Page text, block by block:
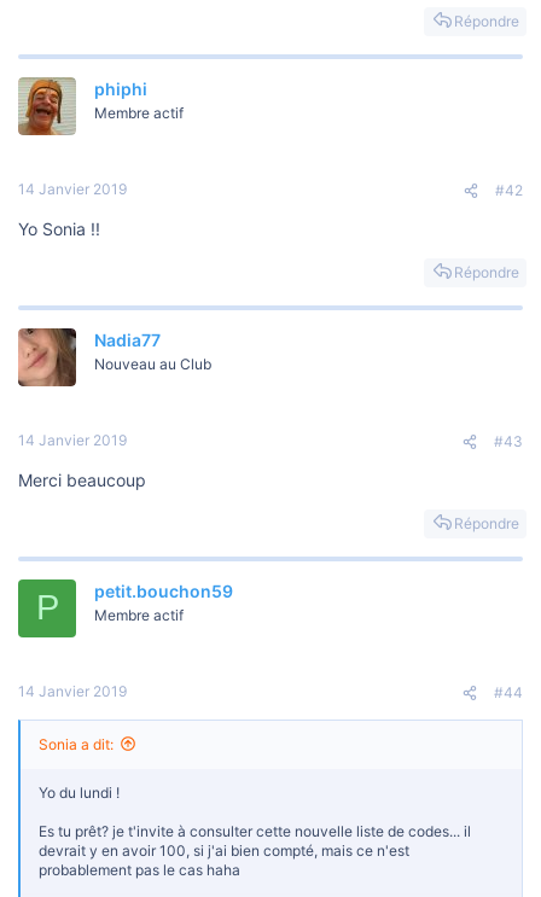
Répondre
phiphi
Membre actif
14 Janvier 2019 #42
Yo Sonia !!
Répondre
Nadia77
Nouveau au Club
14 Janvier 2019 #43
Merci beaucoup
Répondre
P petit.bouchon59
Membre actif
14 Janvier 2019 #44
Sonia a dit:
Yo du lundi !
Es tu prêt? je t'invite à consulter cette nouvelle liste de codes... il
devrait y en avoir 100, si j'ai bien compté, mais ce n'est
probablement pas le cas haha